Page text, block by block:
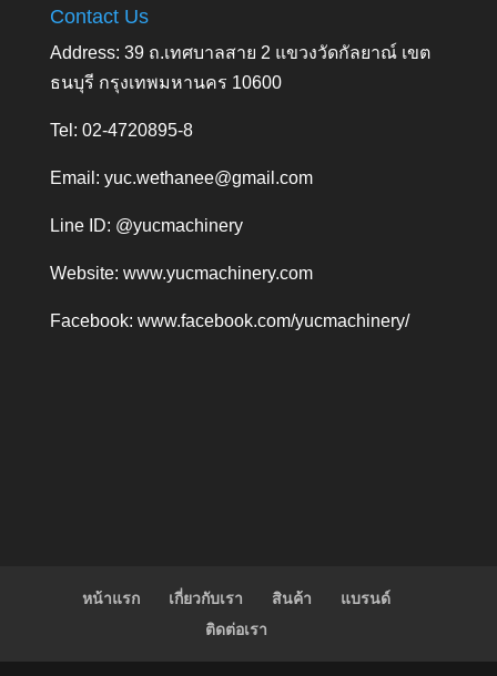
Contact Us
Address: 39 ถ.เทศบาลสาย 2 แขวงวัดกัลยาณ์ เขต
ธนบุรี กรุงเทพมหานคร 10600
Tel: 02-4720895-8
Email: yuc.wethanee@gmail.com
Line ID: @yucmachinery
Website: www.yucmachinery.com
Facebook: www.facebook.com/yucmachinery/
หน้าแรก เกี่ยวกับเรา สินค้า
แบรนด์
ติดต่อเรา